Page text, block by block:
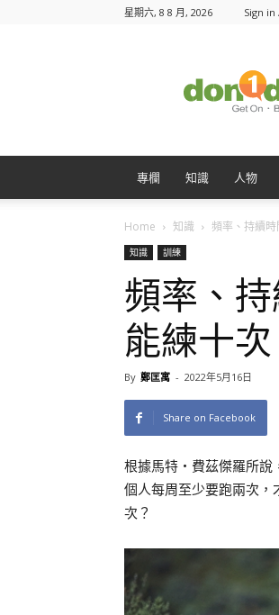
星期六, 8 8 月, 2026 Sign in
專欄 知識 人物
Home 知識 頻率、持續
知識 訓練
頻率、
能練十次
By 鄭匡寓 - 2022年5月16日
Share on Facebook
根據馬特‧費茲傑羅所說
個人每周至少要跑兩次，
次？